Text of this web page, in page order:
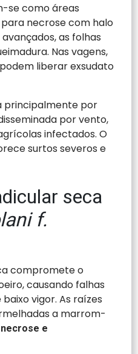
se como áreas
necrose com halo
as folhas
Nas vagens,
liberar exsudato
principalmente por
por vento,
infectados. O
surtos severos e
seca
f.
compromete o
causando falhas
vigor. As raízes
a marrom-
necrose e